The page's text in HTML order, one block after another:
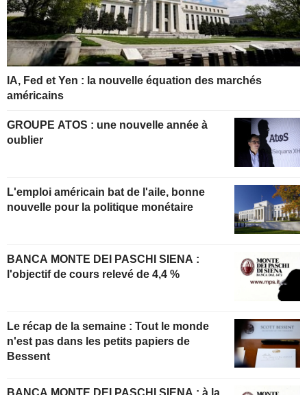
IA, Fed et Yen : la nouvelle équation des marchés
américains
GROUPE ATOS : une nouvelle année à
oublier
L'emploi américain bat de l'aile, bonne
nouvelle pour la politique monétaire
BANCA MONTE DEI PASCHI SIENA :
l'objectif de cours relevé de 4,4 %
Le récap de la semaine : Tout le monde
n'est pas dans les petits papiers de
Bessent